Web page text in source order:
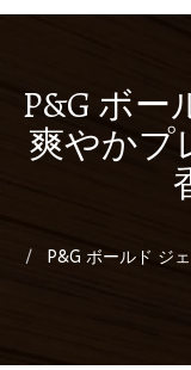
P&G ボー
爽やかプ
P&G ボールド ジ